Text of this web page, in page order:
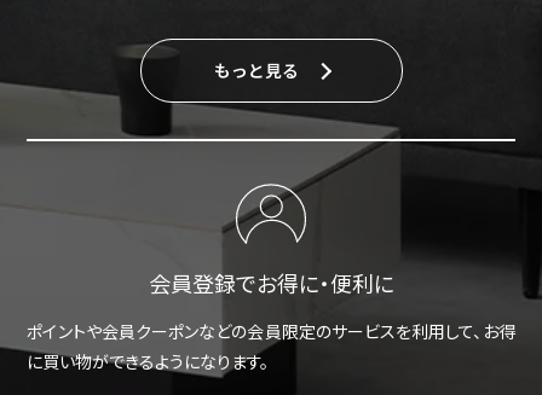
もっと見る
会員登録でお得に・便利に
ポイントや会員クーポンなどの会員限定のサービスを利用して、お得
に買い物ができるようになります。